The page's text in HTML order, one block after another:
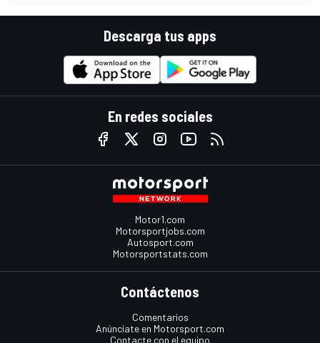
Descarga tus apps
En redes sociales
Motor1.com
Motorsportjobs.com
Autosport.com
Motorsportstats.com
Contáctenos
Comentarios
Anúnciate en Motorsport.com
Contacte con el equipo